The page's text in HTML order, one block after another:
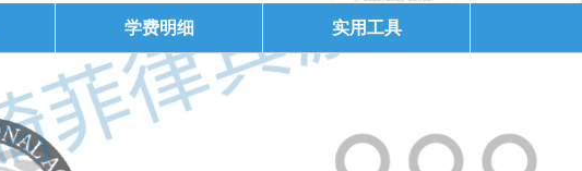
咨询微信
学费明细 实用工具